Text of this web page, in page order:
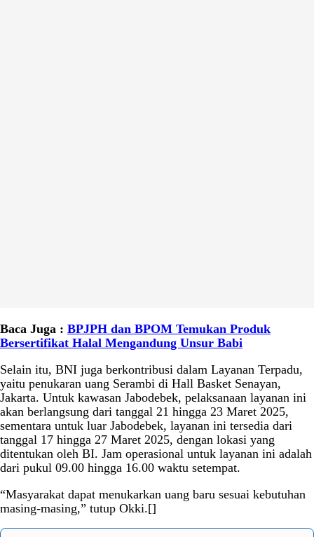
Baca Juga : BPJPH dan BPOM Temukan Produk
Bersertifikat Halal Mengandung Unsur Babi
Selain itu, BNI juga berkontribusi dalam Layanan Terpadu,
yaitu penukaran uang Serambi di Hall Basket Senayan,
Jakarta. Untuk kawasan Jabodebek, pelaksanaan layanan ini
akan berlangsung dari tanggal 21 hingga 23 Maret 2025,
sementara untuk luar Jabodebek, layanan ini tersedia dari
tanggal 17 hingga 27 Maret 2025, dengan lokasi yang
ditentukan oleh BI. Jam operasional untuk layanan ini adalah
dari pukul 09.00 hingga 16.00 waktu setempat.
“Masyarakat dapat menukarkan uang baru sesuai kebutuhan
masing-masing,” tutup Okki.[]